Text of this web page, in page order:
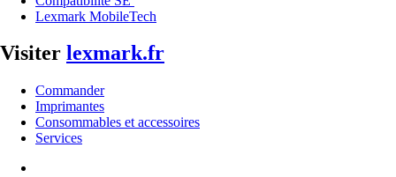
Lexmark MobileTech
Visiter lexmark.fr
Commander
Imprimantes
Consommables et accessoires
Services